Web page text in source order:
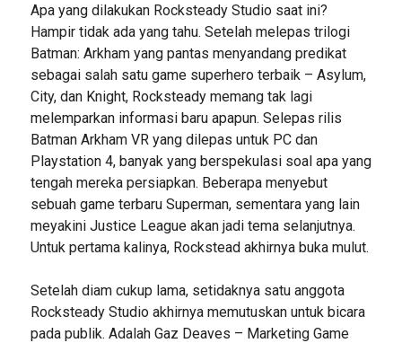
Apa yang dilakukan Rocksteady Studio saat ini?
Hampir tidak ada yang tahu. Setelah melepas trilogi
Batman: Arkham yang pantas menyandang predikat
sebagai salah satu game superhero terbaik – Asylum,
City, dan Knight, Rocksteady memang tak lagi
melemparkan informasi baru apapun. Selepas rilis
Batman Arkham VR yang dilepas untuk PC dan
Playstation 4, banyak yang berspekulasi soal apa yang
tengah mereka persiapkan. Beberapa menyebut
sebuah game terbaru Superman, sementara yang lain
meyakini Justice League akan jadi tema selanjutnya.
Untuk pertama kalinya, Rockstead akhirnya buka mulut.
Setelah diam cukup lama, setidaknya satu anggota
Rocksteady Studio akhirnya memutuskan untuk bicara
pada publik. Adalah Gaz Deaves – Marketing Game